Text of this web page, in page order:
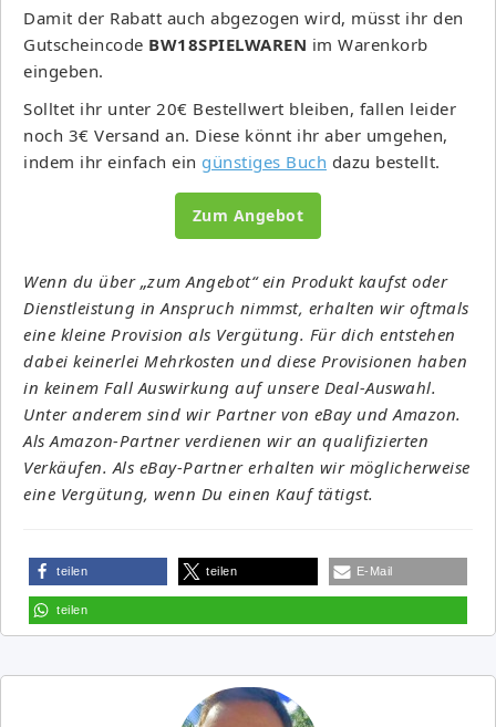
Damit der Rabatt auch abgezogen wird, müsst ihr den
Gutscheincode BW18SPIELWAREN im Warenkorb
eingeben.
Solltet ihr unter 20€ Bestellwert bleiben, fallen leider
noch 3€ Versand an. Diese könnt ihr aber umgehen,
indem ihr einfach ein günstiges Buch dazu bestellt.
Zum Angebot
Wenn du über „zum Angebot“ ein Produkt kaufst oder
Dienstleistung in Anspruch nimmst, erhalten wir oftmals
eine kleine Provision als Vergütung. Für dich entstehen
dabei keinerlei Mehrkosten und diese Provisionen haben
in keinem Fall Auswirkung auf unsere Deal-Auswahl.
Unter anderem sind wir Partner von eBay und Amazon.
Als Amazon-Partner verdienen wir an qualifizierten
Verkäufen. Als eBay-Partner erhalten wir möglicherweise
eine Vergütung, wenn Du einen Kauf tätigst.
teilen teilen E-Mail
teilen